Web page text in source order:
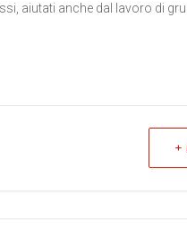
aiutati anche dal lavoro di
+